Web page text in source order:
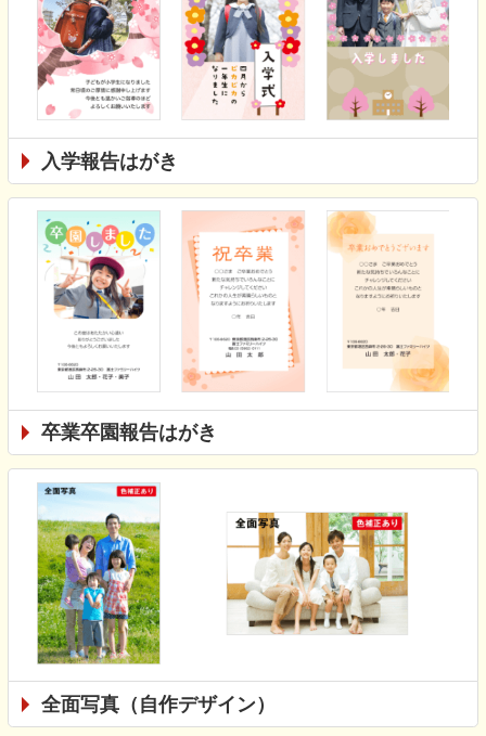
入学報告はがき
卒業卒園報告はがき
全面写真（自作デザイン）